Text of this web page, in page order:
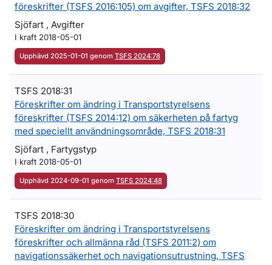
föreskrifter (TSFS 2016:105) om avgifter, TSFS 2018:32
Sjöfart , Avgifter
I kraft 2018-05-01
Upphävd 2025-01-01 genom TSFS 2024:78
TSFS 2018:31
Föreskrifter om ändring i Transportstyrelsens
föreskrifter (TSFS 2014:12) om säkerheten på fartyg
med speciellt användningsområde, TSFS 2018:31
Sjöfart , Fartygstyp
I kraft 2018-05-01
Upphävd 2024-09-01 genom TSFS 2024:48
TSFS 2018:30
Föreskrifter om ändring i Transportstyrelsens
föreskrifter och allmänna råd (TSFS 2011:2) om
navigationssäkerhet och navigationsutrustning, TSFS